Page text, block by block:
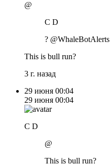
@
C D
? @WhaleBotAlerts
This is bull run?
3 г. назад
29 июня 00:04
29 июня 00:04
C D
@
This is bull run?